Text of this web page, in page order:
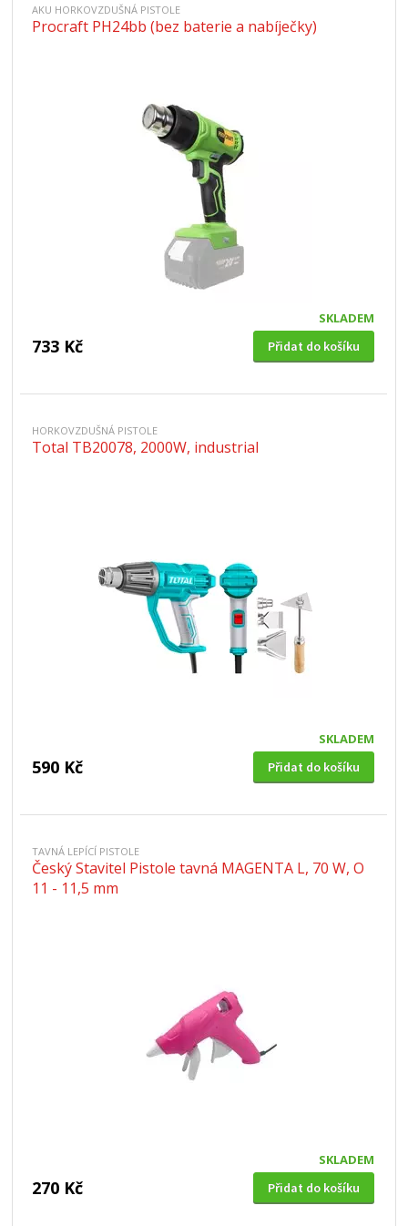
AKU HORKOVZDUŠNÁ PISTOLE
Procraft PH24bb (bez baterie a nabíječky)
SKLADEM
733 Kč Přidat do košíku
HORKOVZDUŠNÁ PISTOLE
Total TB20078, 2000W, industrial
SKLADEM
590 Kč Přidat do košíku
TAVNÁ LEPÍCÍ PISTOLE
Český Stavitel Pistole tavná MAGENTA L, 70 W, O
11 - 11,5 mm
SKLADEM
270 Kč Přidat do košíku